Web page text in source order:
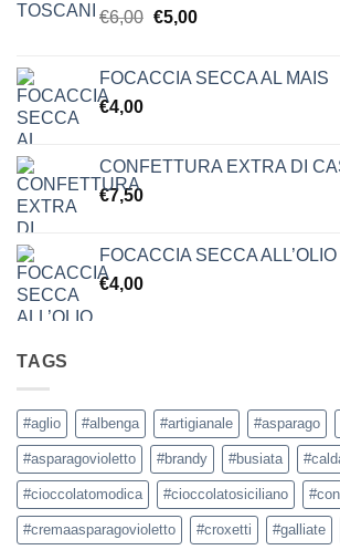
€6,00 Il
era:
€5,00Il
è:
FOCACCIA SECCA AL MAIS
€4,00
CONFETTURA EXTRA DI
€7,50
FOCACCIA SECCA
€4,00
TAGS
#aglio #albenga #artigianale #asparago
#asparagovioletto #brandy #busiata
#cioccolatomodica #cioccolatosiciliano
#cremaasparagovioletto #croxetti #galliate